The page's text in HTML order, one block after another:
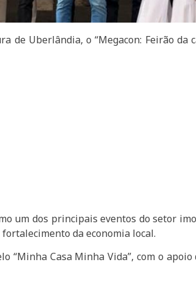
Uberlândia, o “Megacon: Feirão da
um dos principais eventos do setor
da economia local.
Casa Minha Vida”, com o